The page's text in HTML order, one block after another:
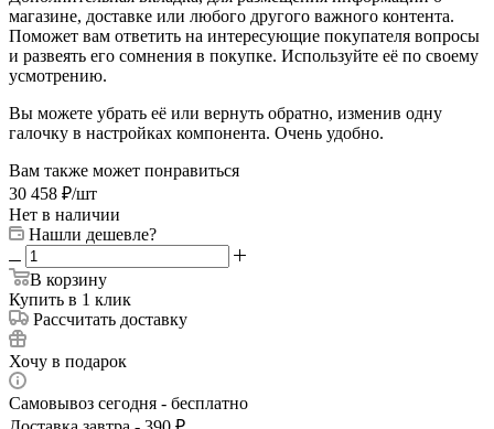
магазине, доставке или любого другого важного контента.
Поможет вам ответить на интересующие покупателя вопросы
и развеять его сомнения в покупке. Используйте её по своему
усмотрению.
Вы можете убрать её или вернуть обратно, изменив одну
галочку в настройках компонента. Очень удобно.
Вам также может понравиться
30 458 ₽/шт
Нет в наличии
Нашли дешевле?
В корзину
Купить в 1 клик
Рассчитать доставку
Хочу в подарок
Самовывоз сегодня - бесплатно